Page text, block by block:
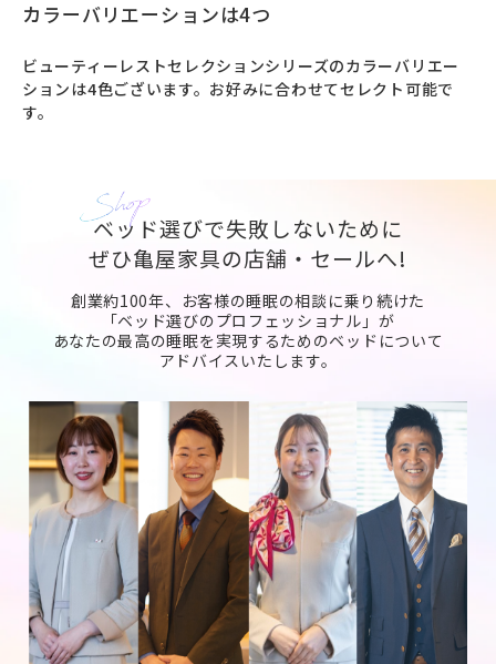
カラーバリエーションは4つ
ビューティーレストセレクションシリーズのカラーバリエー
ションは4色ございます。お好みに合わせてセレクト可能で
す。
ベッド選びで失敗しないために
ぜひ亀屋家具の店舗・セールへ!
創業約100年、お客様の睡眠の相談に乗り続けた
「ベッド選びのプロフェッショナル」が
あなたの最高の睡眠を実現するためのベッドについて
アドバイスいたします。